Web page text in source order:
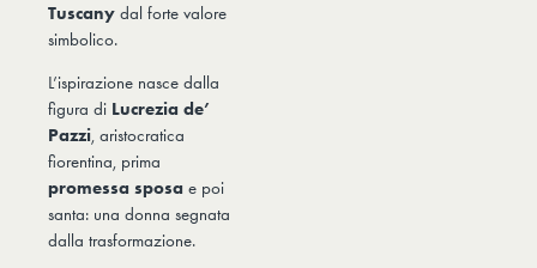
Tuscany dal forte valore
simbolico.
L’ispirazione nasce dalla
figura di Lucrezia de’
Pazzi, aristocratica
fiorentina, prima
promessasposa e poi
santa: una donna segnata
dalla trasformazione.